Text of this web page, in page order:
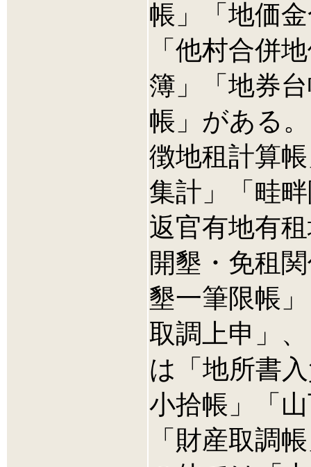
帳」「地価
「他村合併
簿」「地券
帳」がある
徴地租計算
集計」「畦
返官有地有
開墾・免租
墾一筆限帳
取調上申」
は「地所書
小拾帳」「
「財産取調